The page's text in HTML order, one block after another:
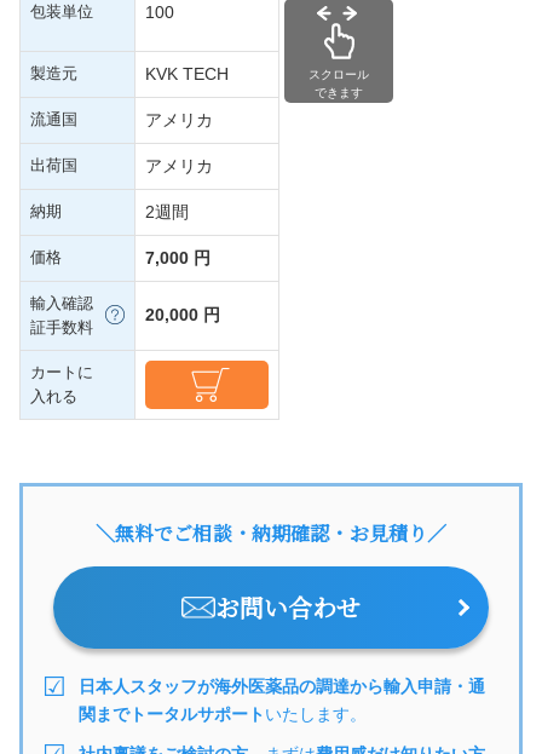
包装単位 100
製造元 KVK TECH
流通国 アメリカ
出荷国 アメリカ
納期 2週間
価格 7,000 円
輸入確認
証手数料
20,000 円
カートに
入れる
スクロール
できます
＼無料でご相談・納期確認・お見積り／
お問い合わせ
日本人スタッフが海外医薬品の調達から輸入申請・通
関までトータルサポートいたします。